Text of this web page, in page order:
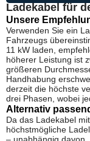
Ladekabel für
Unsere
Verwenden Sie ein
Fahrzeugs
11 kW laden,
höherer Leistung ist
größeren
Handhabung
derzeit die höchste
drei Phasen, wobei
Alternativ
Da das Ladekabel
höchstmögliche
– unabhängig